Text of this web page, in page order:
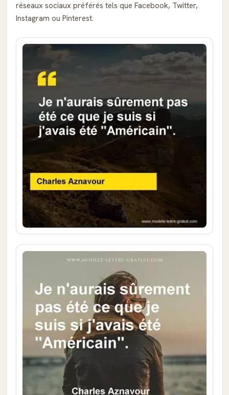
réseaux sociaux préférés tels que Facebook, Twitter,
Instagram ou Pinterest.